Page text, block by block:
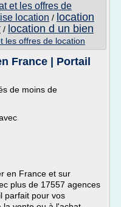
et les offres de
location / location
/ location d un bien
les offres de location
France | Portail
de moins de
en France et sur
plus de 17557 agences
parfait pour vos